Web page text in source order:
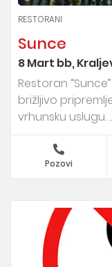
RESTORANI
Sunce
8 Mart bb,
Restoran
brižljivo
vrhunsku uslugu.
Pozovi